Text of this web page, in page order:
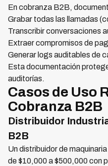
En cobranza B2B,
Grabar todas las llamadas
Transcribir conversaciones
Extraer compromisos de
Generar logs auditables de
Esta documentación
auditorías.
Casos de Uso
Cobranza B2B
Distribuidor
B2B
Un distribuidor de
de $10,000 a $500,000 con